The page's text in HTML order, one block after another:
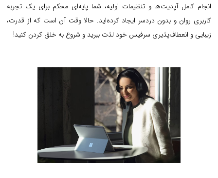
انجام کامل آپدیت‌ها و تنظیمات اولیه، شما پایه‌ای محکم برای یک تجربه
کاربری روان و بدون دردسر ایجاد کرده‌اید. حالا وقت آن است که از قدرت،
زیبایی و انعطاف‌پذیری سرفیس خود لذت ببرید و شروع به خلق کردن کنید!